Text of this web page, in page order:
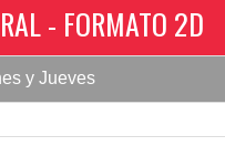
- FORMATO 2D
y Jueves